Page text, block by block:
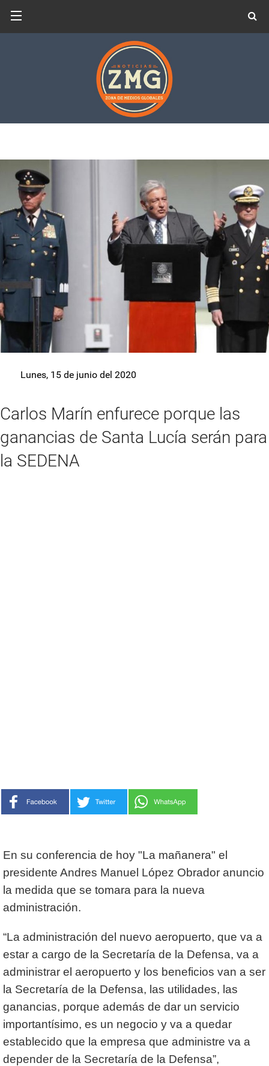
Lunes, 15 de junio del 2020
Carlos Marín enfurece porque las
ganancias de Santa Lucía serán para
la SEDENA
En su conferencia de hoy "La mañanera" el
presidente Andres Manuel López Obrador anuncio
la medida que se tomara para la nueva
administración.
“La administración del nuevo aeropuerto, que va a
estar a cargo de la Secretaría de la Defensa, va a
administrar el aeropuerto y los beneficios van a ser
la Secretaría de la Defensa, las utilidades, las
ganancias, porque además de dar un servicio
importantísimo, es un negocio y va a quedar
establecido que la empresa que administre va a
depender de la Secretaría de la Defensa”,